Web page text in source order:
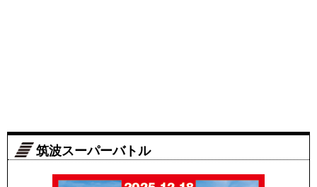
筑波スーパーバトル